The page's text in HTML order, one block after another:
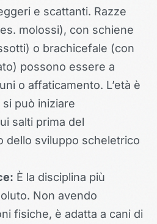
e scattanti. Razze
molossi), con schiene
o brachicefale (con
possono essere a
o affaticamento. L’età è
può iniziare
salti prima del
dello sviluppo scheletrico
È la disciplina più
Non avendo
fisiche, è adatta a cani di